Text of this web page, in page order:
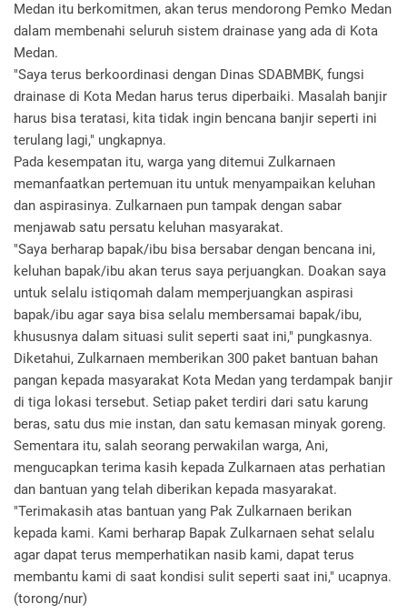
Medan itu berkomitmen, akan terus mendorong Pemko Medan
dalam membenahi seluruh sistem drainase yang ada di Kota
Medan.
"Saya terus berkoordinasi dengan Dinas SDABMBK, fungsi
drainase di Kota Medan harus terus diperbaiki. Masalah banjir
harus bisa teratasi, kita tidak ingin bencana banjir seperti ini
terulang lagi," ungkapnya.
Pada kesempatan itu, warga yang ditemui Zulkarnaen
memanfaatkan pertemuan itu untuk menyampaikan keluhan
dan aspirasinya. Zulkarnaen pun tampak dengan sabar
menjawab satu persatu keluhan masyarakat.
"Saya berharap bapak/ibu bisa bersabar dengan bencana ini,
keluhan bapak/ibu akan terus saya perjuangkan. Doakan saya
untuk selalu istiqomah dalam memperjuangkan aspirasi
bapak/ibu agar saya bisa selalu membersamai bapak/ibu,
khususnya dalam situasi sulit seperti saat ini," pungkasnya.
Diketahui, Zulkarnaen memberikan 300 paket bantuan bahan
pangan kepada masyarakat Kota Medan yang terdampak banjir
di tiga lokasi tersebut. Setiap paket terdiri dari satu karung
beras, satu dus mie instan, dan satu kemasan minyak goreng.
Sementara itu, salah seorang perwakilan warga, Ani,
mengucapkan terima kasih kepada Zulkarnaen atas perhatian
dan bantuan yang telah diberikan kepada masyarakat.
"Terimakasih atas bantuan yang Pak Zulkarnaen berikan
kepada kami. Kami berharap Bapak Zulkarnaen sehat selalu
agar dapat terus memperhatikan nasib kami, dapat terus
membantu kami di saat kondisi sulit seperti saat ini," ucapnya.
(torong/nur)